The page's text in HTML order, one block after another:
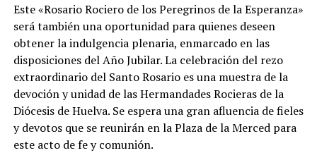
Este «Rosario Rociero de los Peregrinos de la Esperanza»
será también una oportunidad para quienes deseen
obtener la indulgencia plenaria, enmarcado en las
disposiciones del Año Jubilar. La celebración del rezo
extraordinario del Santo Rosario es una muestra de la
devoción y unidad de las Hermandades Rocieras de la
Diócesis de Huelva. Se espera una gran afluencia de fieles
y devotos que se reunirán en la Plaza de la Merced para
este acto de fe y comunión.